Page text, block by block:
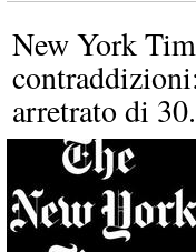
New York
arretrato di